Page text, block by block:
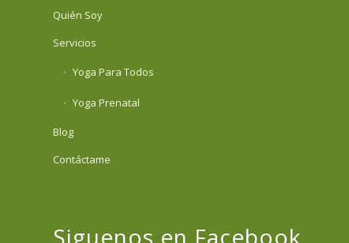
Quién Soy
Servicios
Yoga Para Todos
Yoga Prenatal
Blog
Contáctame
Siguenos en Facebook